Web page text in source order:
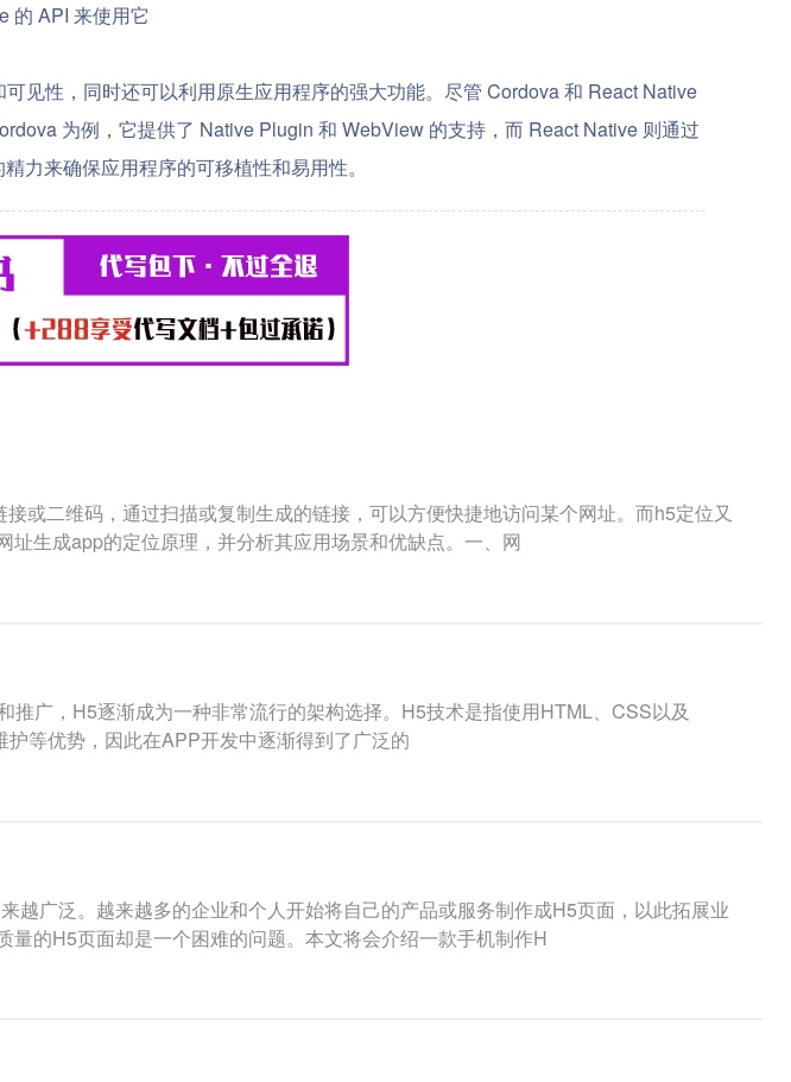
的 API 来使用它
见性，同时还可以利用原生应用程序的强大功能。尽管 Cordova 和 React Native
为例，它提供了 Native Plugin 和 WebView 的支持，而 React Native 则通过
力来确保应用程序的可移植性和易用性。
或二维码，通过扫描或复制生成的链接，可以方便快捷地访问某个网址。而h5定位又
生成app的定位原理，并分析其应用场景和优缺点。一、网
广，H5逐渐成为一种非常流行的架构选择。H5技术是指使用HTML、CSS以及
等优势，因此在APP开发中逐渐得到了广泛的
越广泛。越来越多的企业和个人开始将自己的产品或服务制作成H5页面，以此拓展业
的H5页面却是一个困难的问题。本文将会介绍一款手机制作H